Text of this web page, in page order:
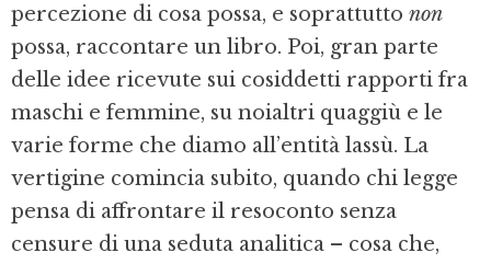
percezione di cosa possa, e soprattutto non
possa, raccontare un libro. Poi, gran parte
delle idee ricevute sui cosiddetti rapporti fra
maschi e femmine, su noialtri quaggiù e le
varie forme che diamo all’entità lassù. La
vertigine comincia subito, quando chi legge
pensa di affrontare il resoconto senza
censure di una seduta analitica – cosa che,